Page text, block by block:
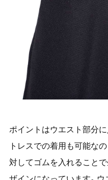
ポイントはウエスト部分
トレスでの着用も可能な
対してゴムを入れること